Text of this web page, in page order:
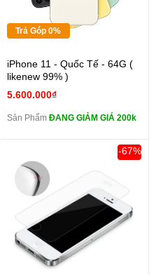
Trả Góp 0%
iPhone 11 - Quốc Tế - 64G (
likenew 99% )
5.600.000₫
Sản Phẩm ĐANG GIẢM GIÁ 200k
-67%